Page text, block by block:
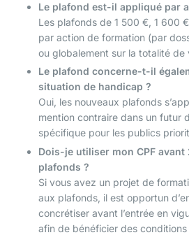
Le plafond est-il appliqué par
Les plafonds de 1 500 €, 1 600
par action de formation (par
ou globalement sur la totalité de
Le plafond concerne-t-il
situation de handicap ?
Oui, les nouveaux plafonds
mention contraire dans un futur
spécifique pour les publics
Dois-je utiliser mon CPF
plafonds ?
Si vous avez un projet de
aux plafonds, il est opportun
concrétiser avant l’entrée en
afin de bénéficier des